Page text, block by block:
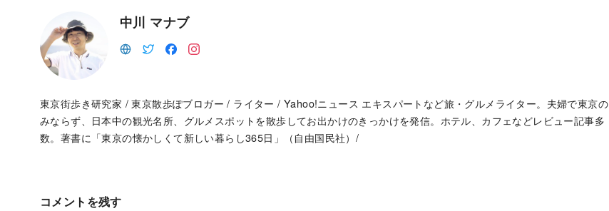
中川 マナブ
東京街歩き研究家 / 東京散歩ぽブロガー / ライター / Yahoo!ニュース エキスパートなど旅・グルメライター。夫婦で東京の
みならず、日本中の観光名所、グルメスポットを散歩してお出かけのきっかけを発信。ホテル、カフェなどレビュー記事多
数。著書に「東京の懐かしくて新しい暮らし365日」（自由国民社）/
コメントを残す